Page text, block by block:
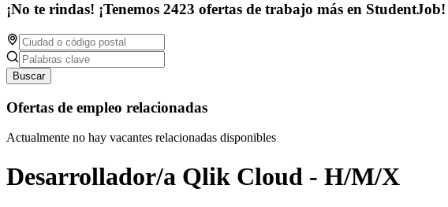
¡No te rindas! ¡Tenemos 2423 ofertas de trabajo más en StudentJob!
Buscar
Ofertas de empleo relacionadas
Actualmente no hay vacantes relacionadas disponibles
Desarrollador/a Qlik Cloud - H/M/X